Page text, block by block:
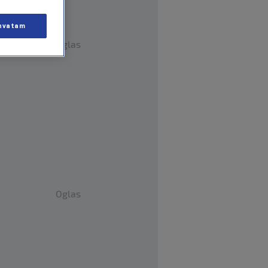
Oglas
Oglas